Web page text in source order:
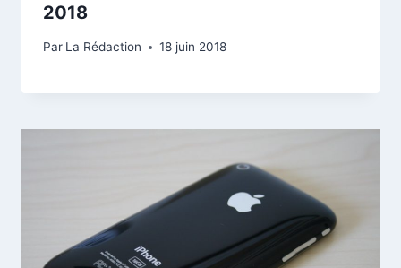
2018
Par La Rédaction 18 juin 2018